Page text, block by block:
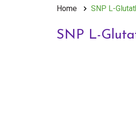
Home SNP L-
SNP L-